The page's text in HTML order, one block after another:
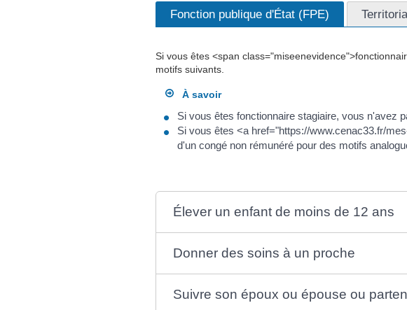
Fonction publique d'État (FPE)
Si vous êtes <span
motifs suivants.
À savoir
Si vous êtes fonctionnaire stagiaire, vous n'avez
Si vous êtes <a href="https://www.cenac33.fr/
d'un congé non rémunéré pour des motifs
Élever un enfant de moins de 12 ans
Donner des soins à un proche
Suivre son époux ou épouse ou